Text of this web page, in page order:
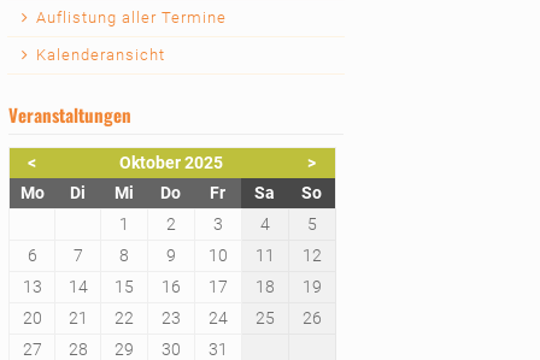
Auflistung aller Termine
Kalenderansicht
Veranstaltungen
< Oktober 2025
>
MontagDienstag
Mittwoch
Donnerstag
FreitagSa mstag
Sonntag
1
2 3 4
5
6
7 8 9 10 11
12
13
14 15 16 17 18
19
20
21 22 23 24 25
26
27
28 29 30 31